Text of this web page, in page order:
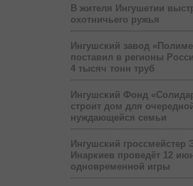
В жителя Ингушетии
охотничьего ружья
Ингушский завод
поставил в регионы
4 тысяч тонн труб
Ингушский Фонд
строит дом для
нуждающейся семьи
Ингушский гроссмейстер
Инаркиев проведёт 12
одновременной игры